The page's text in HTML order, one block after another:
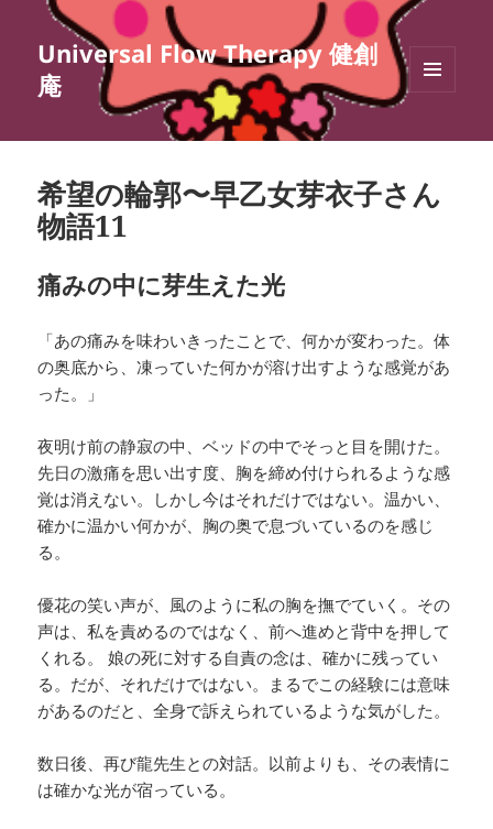
Universal Flow Therapy 健創
庵
ィジェ
希望の輪郭〜早乙女芽衣子さん
物語11
痛みの中に芽生えた光
「あの痛みを味わいきったことで、何かが変わった。体
の奥底から、凍っていた何かが溶け出すような感覚があ
った。」
夜明け前の静寂の中、ベッドの中でそっと目を開けた。
先日の激痛を思い出す度、胸を締め付けられるような感
覚は消えない。しかし今はそれだけではない。温かい、
確かに温かい何かが、胸の奥で息づいているのを感じ
る。
優花の笑い声が、風のように私の胸を撫でていく。その
声は、私を責めるのではなく、前へ進めと背中を押して
くれる。 娘の死に対する自責の念は、確かに残ってい
る。だが、それだけではない。まるでこの経験には意味
があるのだと、全身で訴えられているような気がした。
数日後、再び龍先生との対話。以前よりも、その表情に
は確かな光が宿っている。